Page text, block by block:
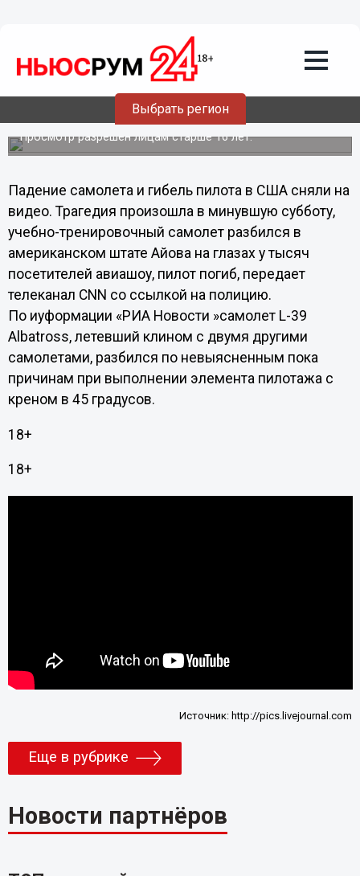
Выбрать регион
Падение самолета и гибель пилота в
США сняли на видео
Сегодня распространили видео, на котором видно как
самолет внезапно уходит направо и стремительно
снижается, взрываясь при соприкосновении с землей.
Просмотр разрешен лицам старше 16 лет.
Падение самолета и гибель пилота в США сняли на
видео. Трагедия произошла в минувшую субботу,
учебно-тренировочный самолет разбился в
американском штате Айова на глазах у тысяч
посетителей авиашоу, пилот погиб, передает
телеканал CNN со ссылкой на полицию.
По иyформации «РИА Новости »самолет L-39
Albatross, летевший клином с двумя другими
самолетами, разбился по невыясненным пока
причинам при выполнении элемента пилотажа с
креном в 45 градусов.
18+
18+
Источник: http://pics.livejournal.com
Еще в рубрике
Новости партнёров